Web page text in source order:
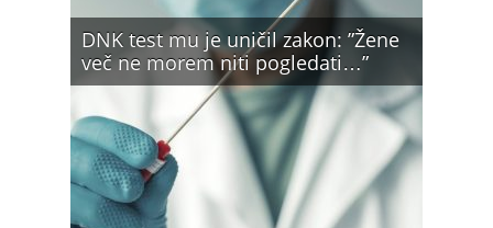
DNK test mu je uničil zakon: ”Žene
več ne morem niti pogledati…”